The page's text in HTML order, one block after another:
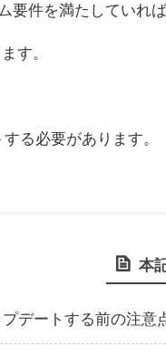
要件を満たしていれば
す。
る必要があります。
本
デートする前の注意